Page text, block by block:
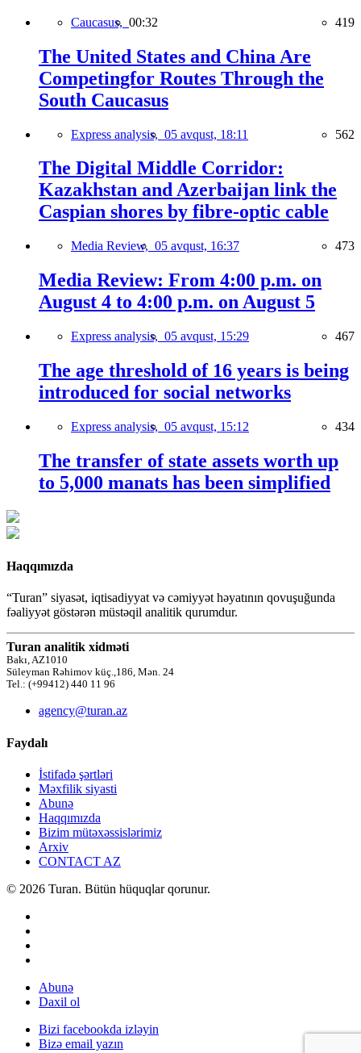
Caucasus, 00:32 419
The United States and China Are
Competingfor Routes Through the
South Caucasus
Express analysis, 05 avqust, 18:11 562
The Digital Middle Corridor:
Kazakhstan and Azerbaijan link the
Caspian shores by fibre-optic cable
Media Review, 05 avqust, 16:37 473
Media Review: From 4:00 p.m. on
August 4 to 4:00 p.m. on August 5
Express analysis, 05 avqust, 15:29 467
The age threshold of 16 years is being
introduced for social networks
Express analysis, 05 avqust, 15:12 434
The transfer of state assets worth up
to 5,000 manats has been simplified
Haqqımızda
“Turan” siyasət, iqtisadiyyat və cəmiyyət həyatının qovuşuğunda
fəaliyyət göstərən müstəqil analitik qurumdur.
Turan analitik xidməti
Bakı, AZ1010
Süleyman Rəhimov küç.,186, Mən. 24
Tel.: (+99412) 440 11 96
agency@turan.az
Faydalı
İstifadə şərtləri
Məxfilik siyasti
Abunə
Haqqımızda
Bizim mütəxəssislərimiz
Arxiv
CONTACT AZ
© 2026 Turan. Bütün hüquqlar qorunur.
Abunə
Daxil ol
Bizi facebookda izləyin
Bizə email yazın